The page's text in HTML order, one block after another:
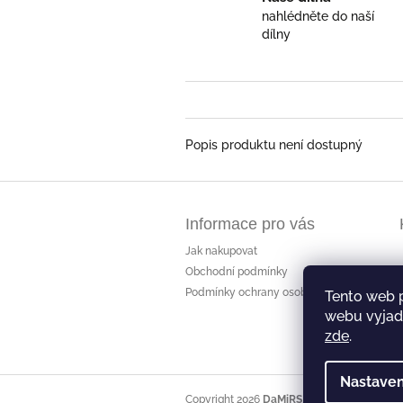
Tento web
webu
zde.
nahlédněte do naší
dílny
Popis produktu není dostupný
Informace pro vás
Jak nakupovat
Obchodní podmínky
Podmínky ochrany osobních údajů
Copyright 2026 DaMiRS. Všechna práva